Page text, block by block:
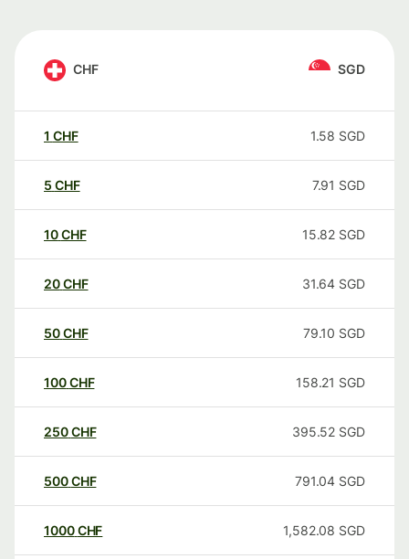
CHF SGD
1 CHF 1.58 SGD
5 CHF 7.91 SGD
10CHF 15.82 SGD
20CHF 31.64 SGD
50CHF 79.10 SGD
100CHF 158.21 SGD
250CHF 395.52 SGD
500CHF 791.04 SGD
1000CHF 1,582.08 SGD